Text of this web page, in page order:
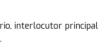
interlocutor principal